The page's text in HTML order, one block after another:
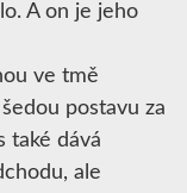
A on je jeho
ve tmě
postavu za
také dává
ale